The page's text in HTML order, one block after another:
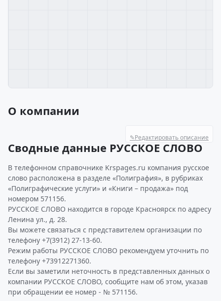
О компании
✎Редактировать описание
Сводные данные РУССКОЕ СЛОВО
В телефонном справочнике Krspages.ru компания русское
слово расположена в разделе «Полиграфия», в рубриках
«Полиграфические услуги» и «Книги – продажа» под
номером 571156.
РУССКОЕ СЛОВО находится в городе Красноярск по адресу
Ленина ул., д. 28.
Вы можете связаться с представителем организации по
телефону +7(3912) 27-13-60.
Режим работы РУССКОЕ СЛОВО рекомендуем уточнить по
телефону +73912271360.
Если вы заметили неточность в представленных данных о
компании РУССКОЕ СЛОВО, сообщите нам об этом, указав
при обращении ее номер - № 571156.